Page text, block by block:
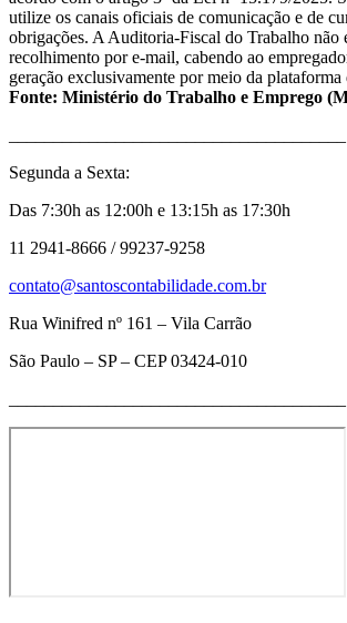
utilize os canais oficiais de comunicação e de
obrigações. A Auditoria-Fiscal do Trabalho não
recolhimento por e-mail, cabendo ao
geração exclusivamente por meio da
Fonte: Ministério do Trabalho e Emprego
Segunda a Sexta:
Das 7:30h as 12:00h e 13:15h as 17:30h
11 2941-8666 / 99237-9258
contato@santoscontabilidade.com.br
Rua Winifred nº 161 – Vila Carrão
São Paulo – SP – CEP 03424-010